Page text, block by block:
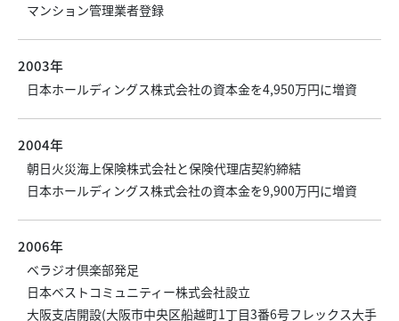
マンション管理業者登録
2003年
日本ホールディングス株式会社の資本金を4,950万円に増資
2004年
朝日火災海上保険株式会社と保険代理店契約締結
日本ホールディングス株式会社の資本金を9,900万円に増資
2006年
ベラジオ倶楽部発足
日本ベストコミュニティー株式会社設立
大阪支店開設(大阪市中央区船越町1丁目3番6号フレックス大手